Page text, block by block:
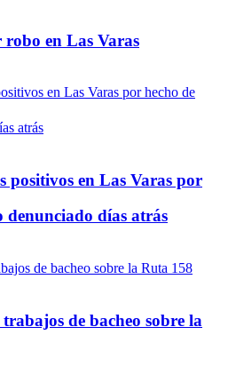
en Las Varas
positivos en Las Varas por
denunciado días atrás
de bacheo sobre la